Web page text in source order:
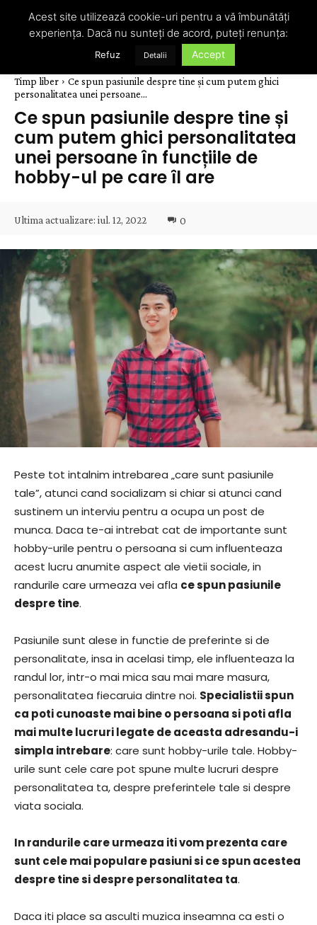
Timp liber
Ce spun pasiunile despre tine și cum putem ghici
personalitatea unei persoane...
Ce spun pasiunile despre tine și
cum putem ghici personalitatea
unei persoane în funcțiile de
hobby-ul pe care îl are
Ultima actualizare: iul. 12, 2022 0
Peste tot intalnim intrebarea „care sunt pasiunile
tale”, atunci cand socializam si chiar si atunci cand
sustinem un interviu pentru a ocupa un post de
munca. Daca te-ai intrebat cat de importante sunt
hobby-urile pentru o persoana si cum influenteaza
acest lucru anumite aspect ale vietii sociale, in
randurile care urmeaza vei afla ce spun pasiunile
despre tine.
Pasiunile sunt alese in functie de preferinte si de
personalitate, insa in acelasi timp, ele influenteaza la
randul lor, intr-o mai mica sau mai mare masura,
personalitatea fiecaruia dintre noi. Specialistii spun
ca poti cunoaste mai bine o persoana si poti afla
mai multe lucruri legate de aceasta adresandu-i
simpla intrebare: care sunt hobby-urile tale. Hobby-
urile sunt cele care pot spune multe lucruri despre
personalitatea ta, despre preferintele tale si despre
viata sociala.
In randurile care urmeaza iti vom prezenta care
sunt cele mai populare pasiuni si ce spun acestea
despre tine si despre personalitatea ta.
Daca iti place sa asculti muzica inseamna ca esti o
Acest site utilizează cookie-uri pentru a vă îmbunătăți
experiența. Dacă nu sunteți de acord, puteți renunța:
Refuz Detalii Accept